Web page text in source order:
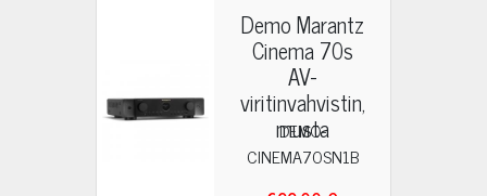
Demo Marantz
Cinema 70s
AV-
viritinvahvistin,
musta
DEMO-
CINEMA70SN1B